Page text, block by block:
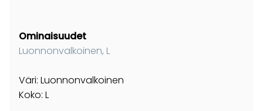
Ominaisuudet
Luonnonvalkoinen, L
Väri: Luonnonvalkoinen
Koko: L